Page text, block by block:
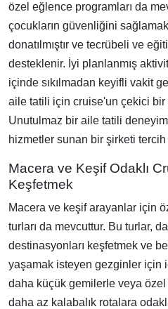
özel eğlence programları da
çocukların güvenliğini
donatılmıştır ve tecrübeli ve
desteklenir. İyi planlanmış
içinde sıkılmadan keyifli vakit
aile tatili için cruise'un çekici bir
Unutulmaz bir aile tatili
hizmetler sunan bir şirketi
Macera ve Keşif Odaklı
Keşfetmek
Macera ve keşif arayanlar için
turları da mevcuttur. Bu turlar,
destinasyonları keşfetmek ve
yaşamak isteyen gezginler için
daha küçük gemilerle veya
daha az kalabalık rotalara